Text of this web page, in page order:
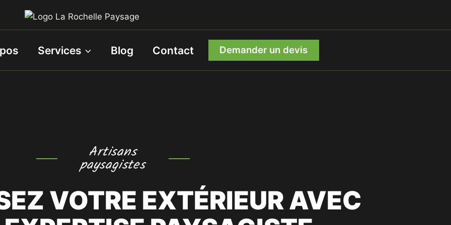
Services Blog Contact Demander un devis
Artisans
paysagistes
VOTRE EXTÉRIEUR AVEC